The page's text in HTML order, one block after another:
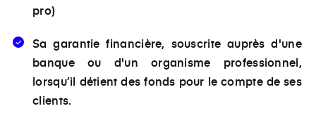
pro)
Sa garantie financière, souscrite auprès d'une
banque ou d'un organisme professionnel,
lorsqu’il détient des fonds pour le compte de ses
clients.